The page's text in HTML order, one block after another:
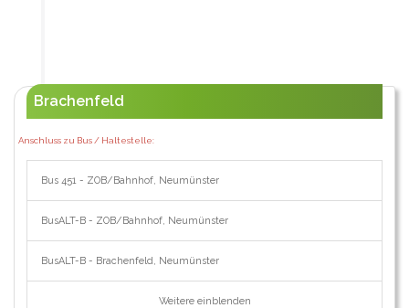
Brachenfeld
Anschluss zu Bus / Haltestelle:
Bus 451 - ZOB/Bahnhof, Neumünster
BusALT-B - ZOB/Bahnhof, Neumünster
BusALT-B - Brachenfeld, Neumünster
Weitere einblenden